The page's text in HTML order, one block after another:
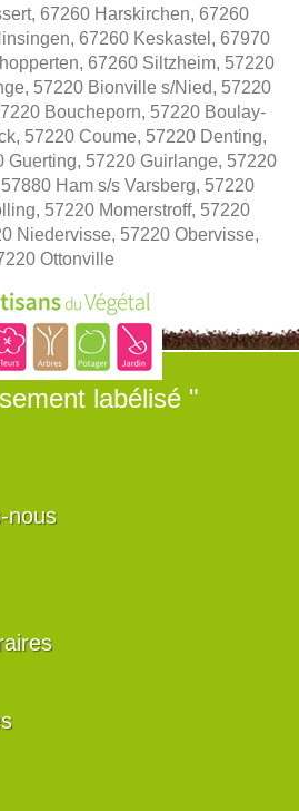
67260 Harskirchen, 67260
67260 Keskastel, 67970
67260 Siltzheim, 57220
57220 Bionville s/Nied, 57220
Boucheporn, 57220 Boulay-
57220 Coume, 57220 Denting,
Guerting, 57220 Guirlange, 57220
Ham s/s Varsberg, 57220
57220 Momerstroff, 57220
Niedervisse, 57220 Obervisse,
Ottonville
labélisé "
nous